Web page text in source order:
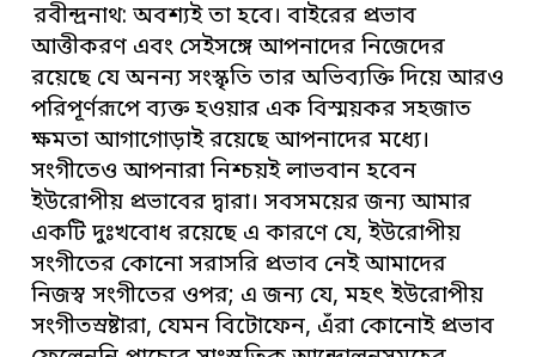
রবীন্দ্রনাথ: অবশ্যই তা হবে। বাইরের প্রভাব
আত্তীকরণ এবং সেইসঙ্গে আপনাদের নিজেদের
রয়েছে যে অনন্য সংস্কৃতি তার অভিব্যক্তি দিয়ে আরও
পরিপূর্ণরূপে ব্যক্ত হওয়ার এক বিস্ময়কর সহজাত
ক্ষমতা আগাগোড়াই রয়েছে আপনাদের মধ্যে।
সংগীতেও আপনারা নিশ্চয়ই লাভবান হবেন
ইউরোপীয় প্রভাবের দ্বারা। সবসময়ের জন্য আমার
একটি দুঃখবোধ রয়েছে এ কারণে যে, ইউরোপীয়
সংগীতের কোনো সরাসরি প্রভাব নেই আমাদের
নিজস্ব সংগীতের ওপর; এ জন্য যে, মহৎ ইউরোপীয়
সংগীতস্রষ্টারা, যেমন বিটোফেন, এঁরা কোনোই প্রভাব